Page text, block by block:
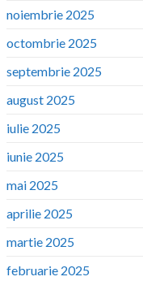
noiembrie 2025
octombrie 2025
septembrie 2025
august 2025
iulie 2025
iunie 2025
mai 2025
aprilie 2025
martie 2025
februarie 2025